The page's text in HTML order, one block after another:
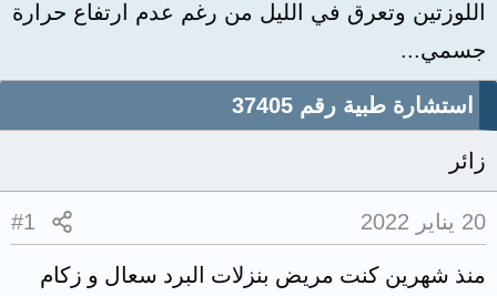
اللوزتين وتعرق في الليل من رغم عدم ارتفاع حرارة
جسمي...
استشارة طبية رقم 37405
زائر
20 يناير 2022 #1
منذ شهرين كنت مريض بنزلات البرد سعال و زكام